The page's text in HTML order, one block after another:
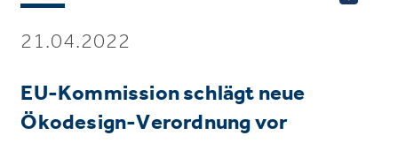
21.04.2022
EU-Kommission schlägt neue
Ökodesign-Verordnung vor